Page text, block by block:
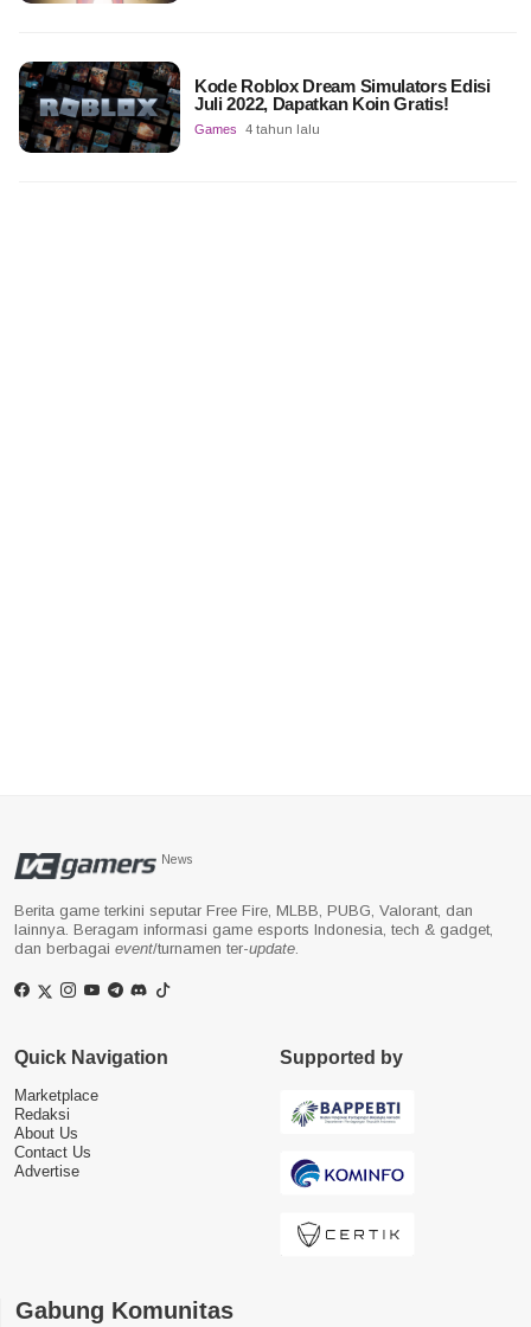
Kode Roblox Dream Simulators Edisi
Juli 2022, Dapatkan Koin Gratis!
Games 4 tahun lalu
News
Berita game terkini seputar Free Fire, MLBB, PUBG, Valorant, dan
lainnya. Beragam informasi game esports Indonesia, tech & gadget,
dan berbagai event/turnamen ter-update.
Quick Navigation
Marketplace
Redaksi
About Us
Contact Us
Advertise
Supported by
Gabung Komunitas